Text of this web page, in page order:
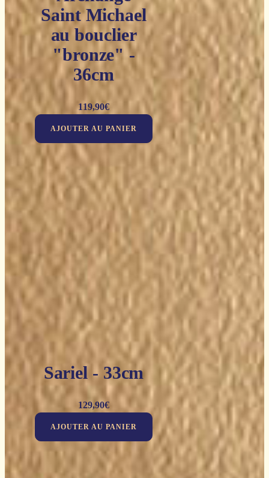
Saint Michael
au bouclier
"bronze" -
36cm
119,90€
AJOUTER AU PANIER
Sariel - 33cm
129,90€
AJOUTER AU PANIER